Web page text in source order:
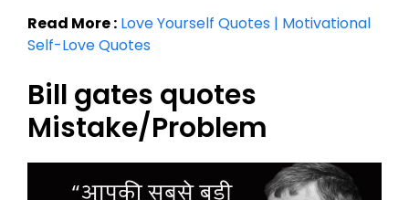
Read More : Love Yourself Quotes | Motivational
Self-Love Quotes
Bill gates quotes
Mistake/Problem